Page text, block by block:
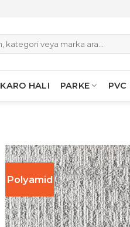
KARO HALI PARKE PVC
Polyamid